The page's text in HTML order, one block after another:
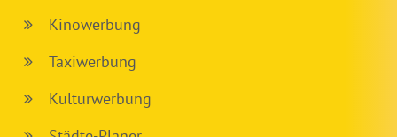
Kinowerbung
Taxiwerbung
Kulturwerbung